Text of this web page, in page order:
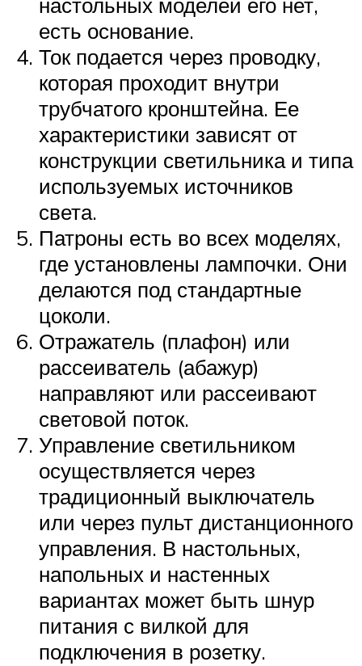
есть основание.
Ток подается через проводку,
которая проходит внутри
трубчатого кронштейна. Ее
характеристики зависят от
конструкции светильника и типа
используемых источников
света.
Патроны есть во всех моделях,
где установлены лампочки. Они
делаются под стандартные
цоколи.
Отражатель (плафон) или
рассеиватель (абажур)
направляют или рассеивают
световой поток.
Управление светильником
осуществляется через
традиционный выключатель
или через пульт дистанционного
управления. В настольных,
напольных и настенных
вариантах может быть шнур
питания с вилкой для
подключения в розетку.